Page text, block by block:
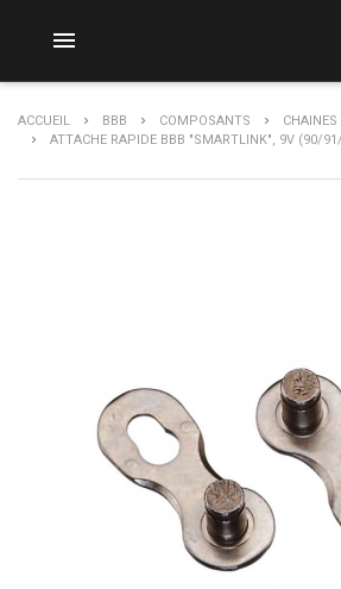

ACCUEIL BBB COMPOSANTS
CHAINES
ATTACHE RAPIDE BBB "SMARTLINK", 9V (90/